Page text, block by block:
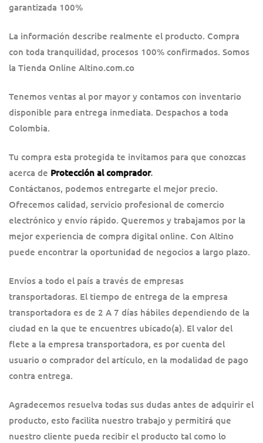
garantizada 100%
La información describe realmente el producto. Compra
con toda tranquilidad, procesos 100% confirmados. Somos
la Tienda Online Altino.com.co
Tenemos ventas al por mayor y contamos con inventario
disponible para entrega inmediata. Despachos a toda
Colombia.
Tu compra esta protegida te invitamos para que conozcas
acerca de Protección al comprador.
Contáctanos, podemos entregarte el mejor precio.
Ofrecemos calidad, servicio profesional de comercio
electrónico y envío rápido. Queremos y trabajamos por la
mejor experiencia de compra digital online. Con Altino
puede encontrar la oportunidad de negocios a largo plazo.
Envíos a todo el país a través de empresas
transportadoras. El tiempo de entrega de la empresa
transportadora es de 2 A 7 días hábiles dependiendo de la
ciudad en la que te encuentres ubicado(a). El valor del
flete a la empresa transportadora, es por cuenta del
usuario o comprador del artículo, en la modalidad de pago
contra entrega.
Agradecemos resuelva todas sus dudas antes de adquirir el
producto, esto facilita nuestro trabajo y permitirá que
nuestro cliente pueda recibir el producto tal como lo